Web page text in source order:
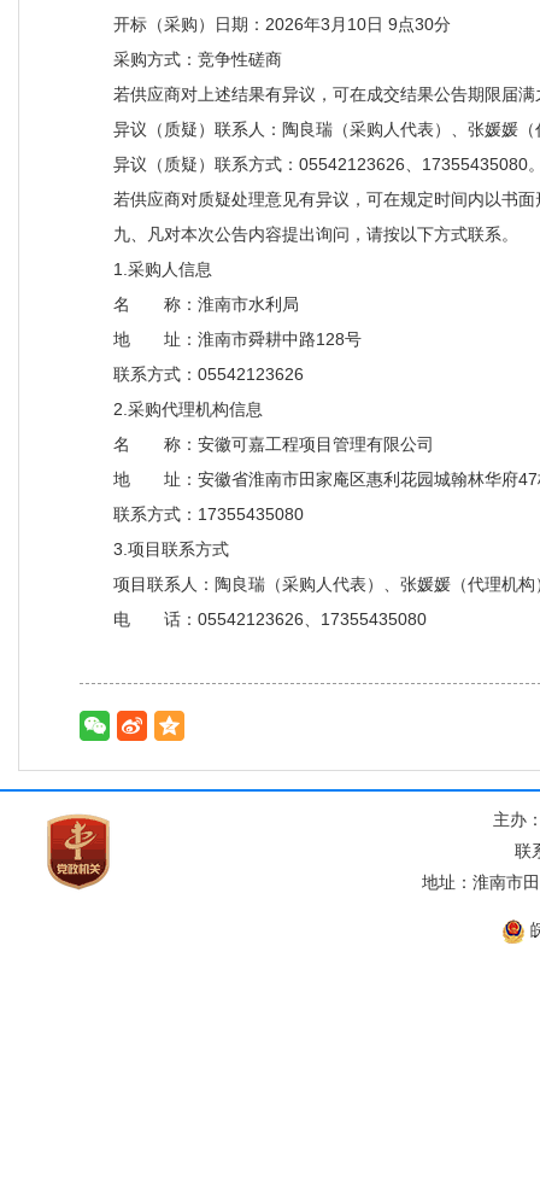
开标（采购）日期：2026年3月10日 9点30分
采购方式：竞争性磋商
若供应商对上述结果有异议，可在成交结果公告期限届
异议（质疑）联系人：陶良瑞（采购人代表）、张媛媛
异议（质疑）联系方式：05542123626、17355435080
若供应商对质疑处理意见有异议，可在规定时间内以书
九、凡对本次公告内容提出询问，请按以下方式联系。
1.采购人信息
名 称：淮南市水利局
地 址：淮南市舜耕中路128号
联系方式：05542123626
2.采购代理机构信息
名 称：安徽可嘉工程项目管理有限公司
地 址：安徽省淮南市田家庵区惠利花园城翰林华府47
联系方式：17355435080
3.项目联系方式
项目联系人：陶良瑞（采购人代表）、张媛媛（代理机构
电 话：05542123626、17355435080
主办
联
地址：淮南市